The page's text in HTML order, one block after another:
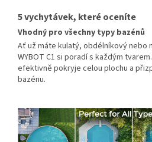
5 vychytávek, které oceníte
Vhodný pro všechny typy bazénů
Ať už máte kulatý, obdélníkový nebo
WYBOT C1 si poradí s každým
efektivně pokryje celou plochu a
bazénu.